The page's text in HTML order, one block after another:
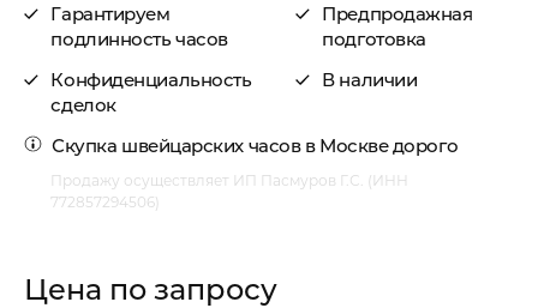
Гарантируем
подлинность часов
Конфиденциальность
сделок
Предпродажная
подготовка
В наличии
Скупка швейцарских часов в Москведорого
Продажу осуществляет ИП Пасмуров Г.С. (ИНН
772857294506)
Цена по запросу